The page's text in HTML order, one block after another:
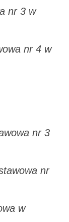
nr 3 w
nr 4 w
nr 3
nr
w